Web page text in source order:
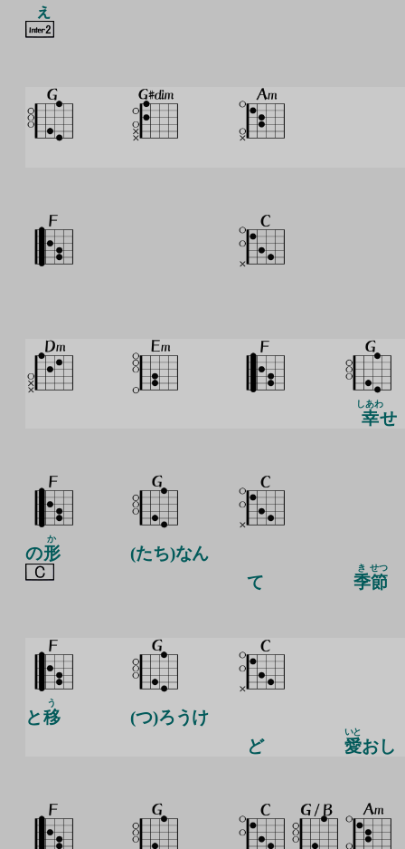
ぇ
幸
しあわ
せ
の形
か
(たち)なん
て
季
き
節
せつ
と移
う
(つ)ろうけ
ど
愛
いと
おし